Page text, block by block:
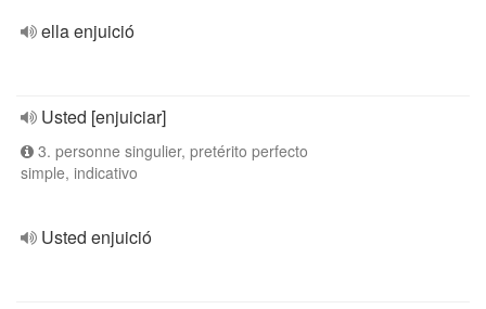
ella enjuició
Usted [enjuiciar]
3. personne singulier, pretérito perfecto
simple, indicativo
Usted enjuició